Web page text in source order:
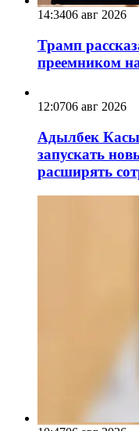
14:3406 авг 2026
Трамп
преемником
12:0706 авг 2026
Адылбек
запускать
расширять